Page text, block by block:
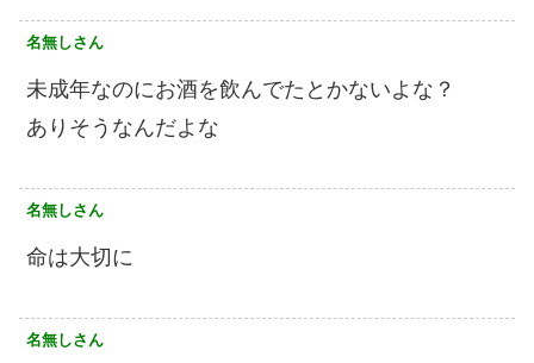
名無しさん
未成年なのにお酒を飲んでたとかないよな？
ありそうなんだよな
名無しさん
命は大切に
名無しさん